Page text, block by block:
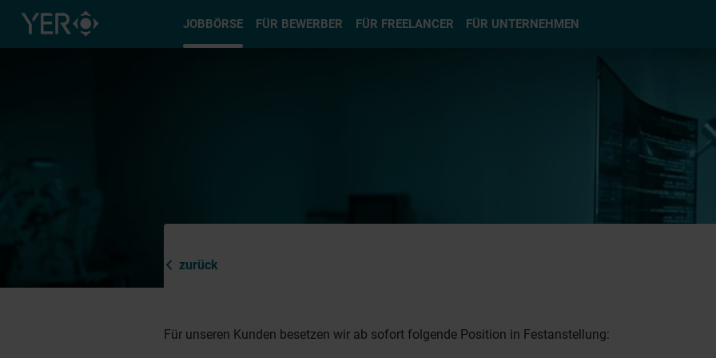
JOBBÖRSE FÜR BEWERBER FÜR FREELANCER FÜR UNTERNEHMEN
Typ auswählen
zurück
Für unseren Kunden besetzen wir ab sofort folgende Position in Festanstellung: